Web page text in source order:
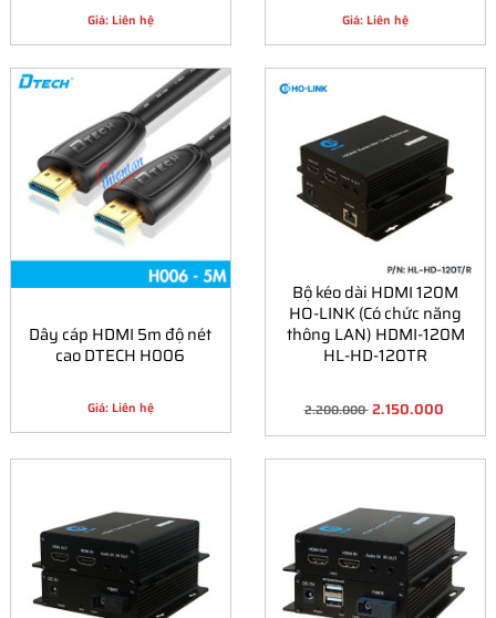
Giá: Liên hệ Giá: Liên hệ
Dây cáp HDMI 5m độ nét
cao DTECH H006
Giá: Liên hệ
Bộ kéo dài HDMI 120M
HO-LINK (Có chức năng
thông LAN) HDMI-120M
HL-HD-120TR
2.200.000 2.150.000